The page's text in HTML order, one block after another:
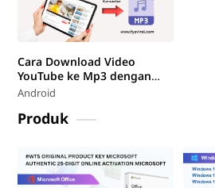
Cara Download Video
YouTube ke Mp3 dengan
Online di Hp dan Laptop
Android
Produk